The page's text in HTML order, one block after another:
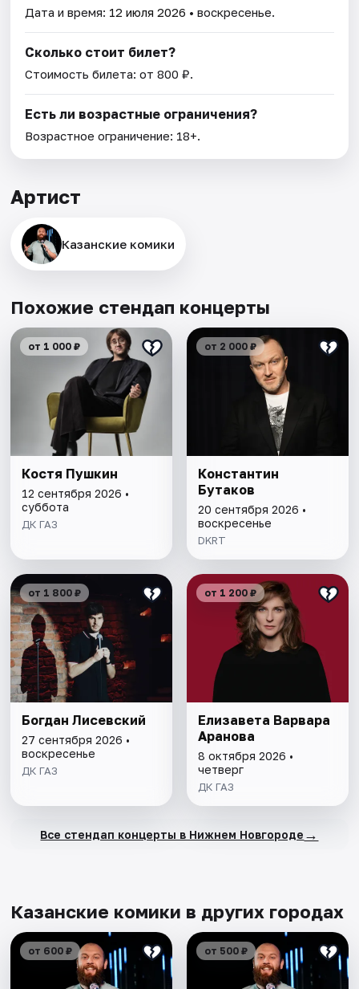
Дата и время: 12 июля 2026 • воскресенье.
Сколько стоит билет?
Стоимость билета: от 800 ₽.
Есть ли возрастные ограничения?
Возрастное ограничение: 18+.
Артист
Казанские комики
Похожие стендап концерты
от 1 000 ₽
Костя Пушкин
12 сентября 2026 •
суббота
ДК ГАЗ
от 2 000 ₽
Константин
Бутаков
20 сентября 2026 •
воскресенье
DKRT
от 1 800 ₽
Богдан Лисевский
27 сентября 2026 •
воскресенье
ДК ГАЗ
от 1 200 ₽
Елизавета Варвара
Аранова
8 октября 2026 •
четверг
ДК ГАЗ
Все стендап концерты в Нижнем Новгороде →
Казанские комики в других городах
от 600 ₽ от 500 ₽